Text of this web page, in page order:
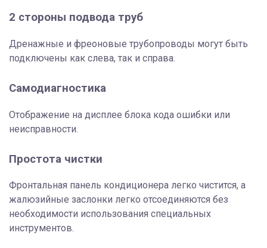
2 стороны подвода труб
Дренажные и фреоновые трубопроводы могут быть
подключены как слева, так и справа.
Самодиагностика
Отображение на дисплее блока кода ошибки или
неисправности.
Простота чистки
Фронтальная панель кондиционера легко чистится, а
жалюзийные заслонки легко отсоединяются без
необходимости использования специальных
инструментов.